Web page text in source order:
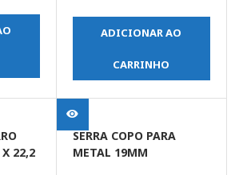
ADICIONAR AO
CARRINHO
X 22,2
SERRA COPO PARA
METAL 19MM